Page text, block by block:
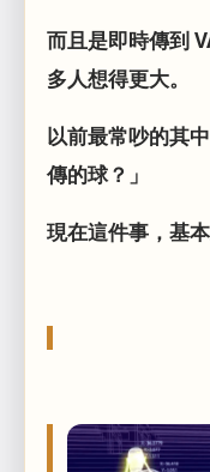
而且是即時傳到
多人想得更大。
以前最常吵的其
傳的球？」
現在這件事，基